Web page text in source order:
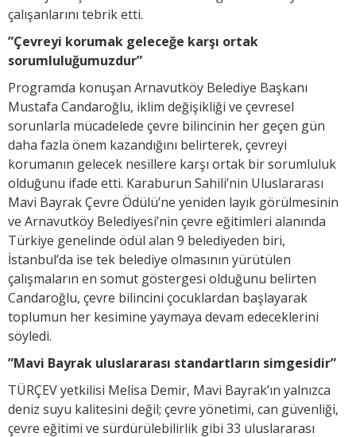
çalışanlarını tebrik etti.
”Çevreyi korumak geleceğe karşı ortak
sorumluluğumuzdur”
Programda konuşan Arnavutköy Belediye Başkanı
Mustafa Candaroğlu, iklim değişikliği ve çevresel
sorunlarla mücadelede çevre bilincinin her geçen gün
daha fazla önem kazandığını belirterek, çevreyi
korumanın gelecek nesillere karşı ortak bir sorumluluk
olduğunu ifade etti. Karaburun Sahili’nin Uluslararası
Mavi Bayrak Çevre Ödülü’ne yeniden layık görülmesinin
ve Arnavutköy Belediyesi’nin çevre eğitimleri alanında
Türkiye genelinde ödül alan 9 belediyeden biri,
İstanbul’da ise tek belediye olmasının yürütülen
çalışmaların en somut göstergesi olduğunu belirten
Candaroğlu, çevre bilincini çocuklardan başlayarak
toplumun her kesimine yaymaya devam edeceklerini
söyledi.
”Mavi Bayrak uluslararası standartların simgesidir”
TÜRÇEV yetkilisi Melisa Demir, Mavi Bayrak’ın yalnızca
deniz suyu kalitesini değil; çevre yönetimi, can güvenliği,
çevre eğitimi ve sürdürülebilirlik gibi 33 uluslararası